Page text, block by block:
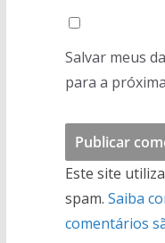
Salvar meus
para a
Este site
spam. Saiba
comentários